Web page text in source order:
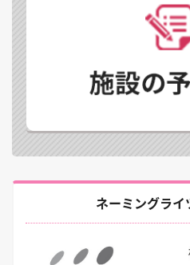
ネーミングラ